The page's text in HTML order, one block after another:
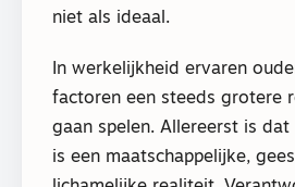
niet als ideaal.
In werkelijkheid ervaren
factoren een steeds grotere
gaan spelen. Allereerst is
is een maatschappelijke,